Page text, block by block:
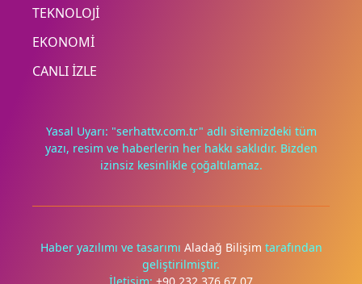
Deneyimini iyileştirmek ve içeriğimizi geliştirmek için çerezler
yalnızca onayınla.
TEKNOLOJİ
EKONOMİ
CANLI İZLE
Yasal Uyarı: "serhattv.com.tr" adlı sitemizdeki tüm
yazı, resim ve haberlerin her hakkı saklıdır. Bizden
izinsiz kesinlikle çoğaltılamaz.
Haber yazılımı ve tasarımı Aladağ Bilişim tarafından
geliştirilmiştir.